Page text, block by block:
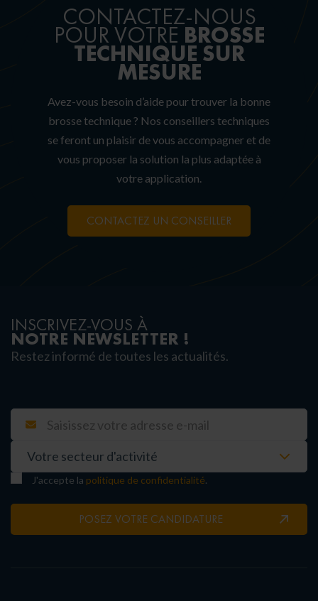
CONTACTEZ-NOUS
POUR VOTRE BROSSE
TECHNIQUE SUR
MESURE
Avez-vous besoin d’aide pour trouver la bonne
brosse technique ? Nos conseillers techniques
se feront un plaisir de vous accompagner et de
vous proposer la solution la plus adaptée à
votre application.
CONTACTEZ UN CONSEILLER
INSCRIVEZ-VOUS À
NOTRE NEWSLETTER !
Restez informé de toutes les actualités.
J'accepte la politique de confidentialité.
POSEZ VOTRE CANDIDATURE